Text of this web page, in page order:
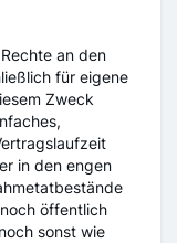
an den
für eigene
Zweck
in den engen
öffentlich
sonst wie